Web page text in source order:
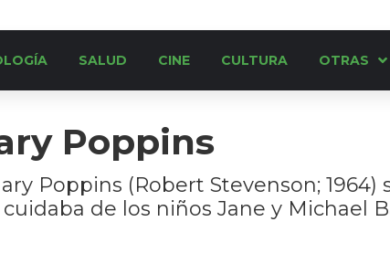
SALUD CINE CULTURA OTRAS
Poppins
Poppins (Robert Stevenson;
de los niños Jane y Michael